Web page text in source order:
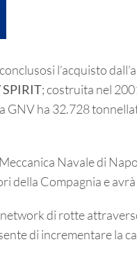
l’acquisto
; costruita nel
ha 32.728
Navale di
della Compagnia e
di rotte
di incrementare la